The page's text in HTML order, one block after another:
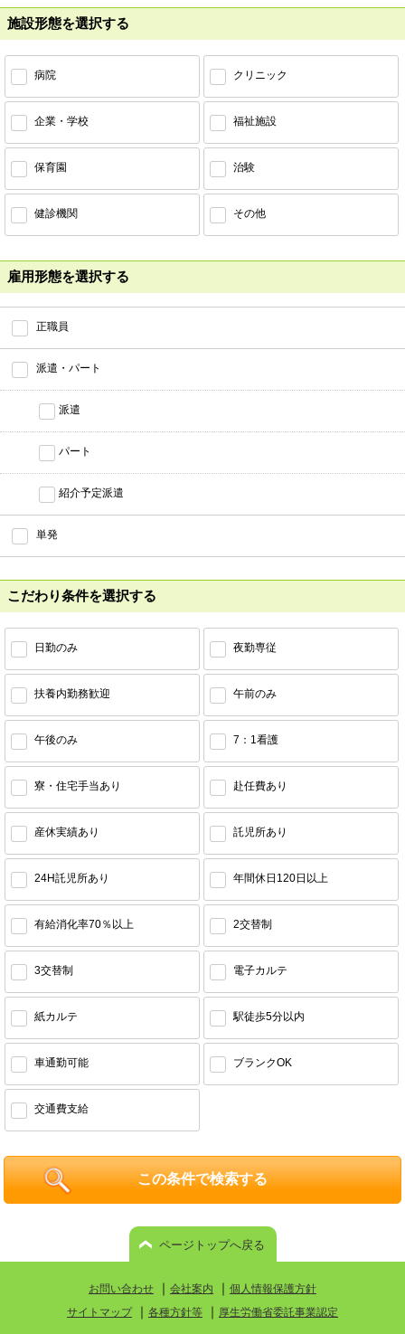
施設形態を選択する
病院 クリニック
企業・学校 福祉施設
保育園 治験
健診機関 その他
雇用形態を選択する
正職員
派遣・パート
派遣
パート
紹介予定派遣
単発
こだわり条件を選択する
日勤のみ 夜勤専従
扶養内勤務歓迎 午前のみ
午後のみ 7：1看護
寮・住宅手当あり 赴任費あり
産休実績あり 託児所あり
24H託児所あり 年間休日120日以上
有給消化率70％以上 2交替制
3交替制 電子カルテ
紙カルテ 駅徒歩5分以内
車通勤可能 ブランクOK
交通費支給
ページトップへ戻る
お問い合わせ ｜ 会社案内 ｜ 個人情報保護方針
サイトマップ
｜ 各種方針等 ｜ 厚生労働省委託事業認定